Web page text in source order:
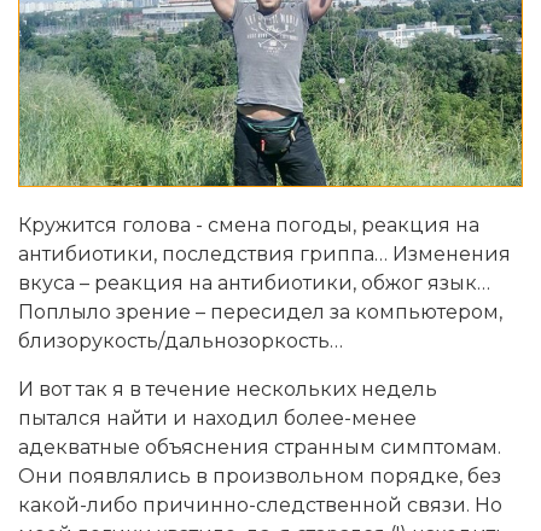
Кружится голова - смена погоды, реакция на
антибиотики, последствия гриппа… Изменения
вкуса – реакция на антибиотики, обжог язык…
Поплыло зрение – пересидел за компьютером,
близорукость/дальнозоркость…
И вот так я в течение нескольких недель
пытался найти и находил более-менее
адекватные объяснения странным симптомам.
Они появлялись в произвольном порядке, без
какой-либо причинно-следственной связи. Но